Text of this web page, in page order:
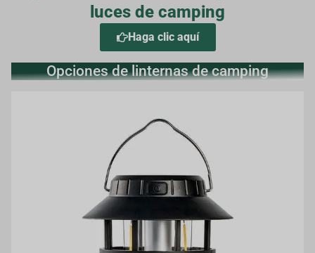
luces de camping
Haga clic aquí
Opciones de linternas de camping